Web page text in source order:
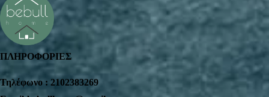
ΠΛΗΡΟΦΟΡΙΕΣ
Τηλέφωνο : 2102383269